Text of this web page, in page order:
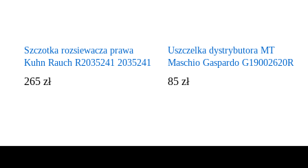
Szczotka rozsiewacza prawa
Kuhn Rauch R2035241 2035241
265 zł
Uszczelka dystrybutora MT
Maschio Gaspardo G19002620R
85 zł